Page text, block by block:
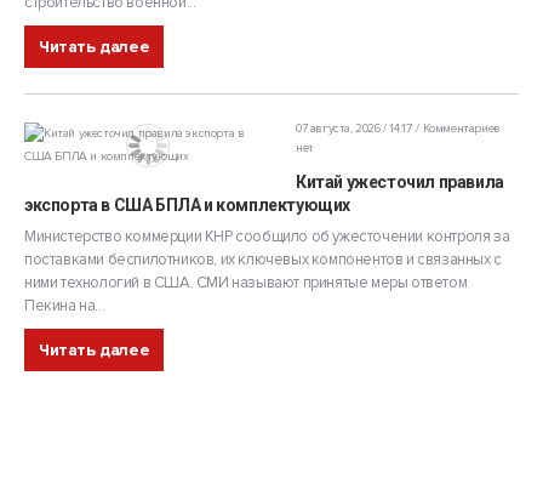
Читать далее
07 августа, 2026 / 14:17
Комментариев
нет
Китай ужесточил правила
экспорта в США БПЛА и комплектующих
Министерство коммерции КНР сообщило об ужесточении контроля за
поставками беспилотников, их ключевых компонентов и связанных с
ними технологий в США. СМИ называют принятые меры ответом
Пекина на...
Читать далее